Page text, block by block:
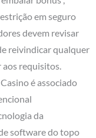
em seguro
devem revisar
reivindicar qualquer
aos requisitos.
é associado
da
software do topo